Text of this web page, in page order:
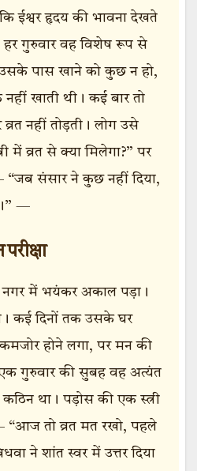
ईश्वर हृदय की भावना देखते
हर गुरुवार वह विशेष रूप से
उसके पास खाने को कुछ न हो,
खाती थी। कई बार तो
नहीं तोड़ती। लोग उसे
में व्रत से क्या मिलेगा?” पर
संसार ने कुछ नहीं दिया,
—
में भयंकर अकाल पड़ा।
कई दिनों तक उसके घर
होने लगा, पर मन की
गुरुवार की सुबह वह अत्यंत
था। पड़ोस की एक स्त्री
“आज तो व्रत मत रखो, पहले
ने शांत स्वर में उत्तर दिया